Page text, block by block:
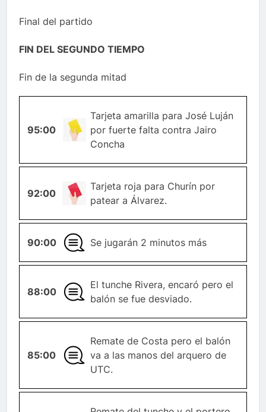
Final del partido
FIN DEL SEGUNDO TIEMPO
Fin de la segunda mitad
95:00
TARJETA-
AMARILLA
Tarjeta amarilla para José Luján
por fuerte falta contra Jairo
Concha
92:00
TARJETA-
ROJA
Tarjeta roja para Churín por
patear a Álvarez.
90:00GENERALSe jugarán 2 minutos más
88:00GENERAL
El tunche Rivera, encaró pero el
balón se fue desviado.
85:00GENERAL
Remate de Costa pero el balón
va a las manos del arquero de
UTC.